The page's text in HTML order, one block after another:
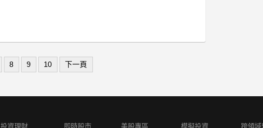
8 9 10 下一頁
投資理財 即時股市 美股專區 模擬投資 跨領域